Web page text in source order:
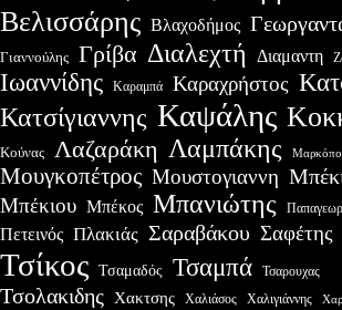
Βελισσάρης Βλαχοδήμος
Γιαννούλης Γρίβα Διαλεχτή Διαμαντη
Ιωαννίδης Καραμπά Καραχρήστος
Κατσίγιαννης Καψάλης
Κούνας Λαζαράκη Λαμπάκης
Μουγκοπέτρος Μουστογιαννη
Μπέκιου Μπέκος Μπανιώτης
Πετεινός Πλακιάς Σαραβάκου Σαφέτης
Τσίκος Τσαμαδός Τσαμπά Τσαρουχας
Τσολακιδης Χακτσης Χαλιάσος Χαλιγιάννης